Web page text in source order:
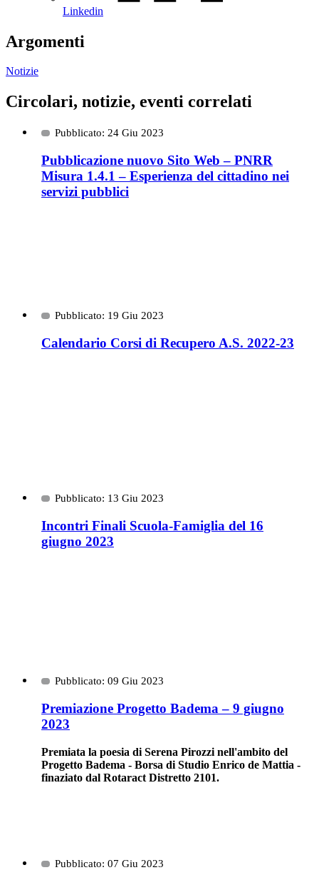
Linkedin
Argomenti
Notizie
Circolari, notizie, eventi correlati
Pubblicato: 24 Giu 2023
Pubblicazione nuovo Sito Web – PNRR
Misura 1.4.1 – Esperienza del cittadino nei
servizi pubblici
Pubblicato: 19 Giu 2023
Calendario Corsi di Recupero A.S. 2022-23
Pubblicato: 13 Giu 2023
Incontri Finali Scuola-Famiglia del 16
giugno 2023
Pubblicato: 09 Giu 2023
Premiazione Progetto Badema – 9 giugno
2023
Premiata la poesia di Serena Pirozzi nell'ambito del
Progetto Badema - Borsa di Studio Enrico de Mattia -
finaziato dal Rotaract Distretto 2101.
Pubblicato: 07 Giu 2023